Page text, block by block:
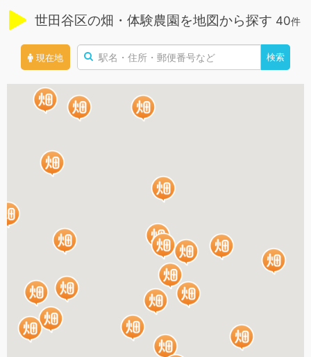
世田谷区の畑・体験農園を地図から探す 40件
現在地 検索